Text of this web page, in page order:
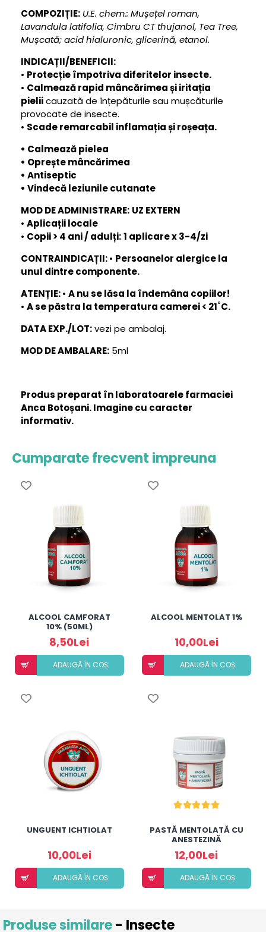
COMPOZIȚIE: U.E. chem.: Mușețel roman,
Lavandula latifolia, Cimbru CT thujanol, Tea Tree,
Mușcată; acid hialuronic, glicerină, etanol.
INDICAȚII/BENEFICII:
• Protecție împotriva diferitelor insecte.
• Calmează rapid mâncărimea și iritația
pieliicauzată de înțepăturile sau mușcăturile
provocate de insecte.
• Scade remarcabil inflamația și roșeața.
• Calmează pielea
• Oprește mâncărimea
• Antiseptic
• Vindecă leziunile cutanate
MOD DE ADMINISTRARE: UZ EXTERN
• Aplicații locale
• Copii > 4 ani / adulți:1 aplicare x 3-4/zi
CONTRAINDICAȚII:• Persoanelor alergice la
unul dintre componente.
ATENȚIE:• A nu se lăsa la îndemâna copiilor!
• A se păstra la temperatura camerei < 21˚C.
DATA EXP./LOT:vezi pe ambalaj.
MOD DE AMBALARE: 5ml
Produs preparat în laboratoarele farmaciei
Anca Botoșani. Imagine cu caracter
informativ.
Cumparate frecvent impreuna
ALCOOL CAMFORAT
10% (50ML)
8,50Lei
ADAUGÃ ÎN COȘ
ALCOOL MENTOLAT 1%
10,00Lei
ADAUGÃ ÎN COȘ
UNGUENT ICHTIOLAT
10,00Lei
ADAUGÃ ÎN COȘ
PASTĂ MENTOLATĂ CU
ANESTEZINĂ
12,00Lei
ADAUGÃ ÎN COȘ
Produse similare- Insecte